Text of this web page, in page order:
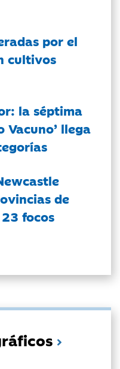
por el
cultivos
la séptima
Vacuno’ llega
de
focos